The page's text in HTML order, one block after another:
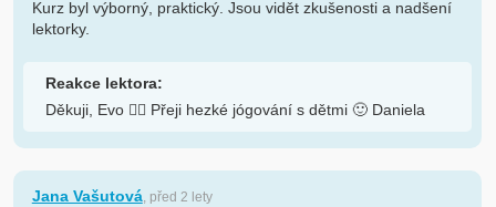
Kurz byl výborný, praktický. Jsou vidět zkušenosti a nadšení
lektorky.
Reakce lektora:
Děkuji, Evo 🙋‍♀️ Přeji hezké jógování s dětmi 🙂 Daniela
Jana Vašutová, před 2 lety